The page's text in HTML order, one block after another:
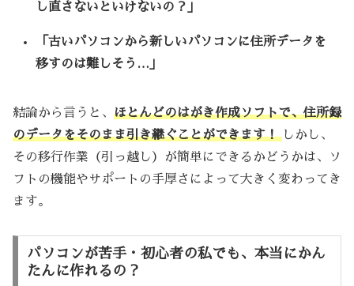
し直さないといけないの？」
「古いパソコンから新しいパソコンに住所データを
移すのは難しそう…」
結論から言うと、 ほとんどのはがき作成ソフトで、住所録
のデータをそのまま引き継ぐことができます！ しかし、
その移行作業（引っ越し）が簡単にできるかどうかは、ソ
フトの機能やサポートの手厚さによって大きく変わってき
ます。
パソコンが苦手・初心者の私でも、本当にかん
たんに作れるの？